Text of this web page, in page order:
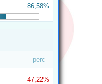
86,58%
perc
47,22%